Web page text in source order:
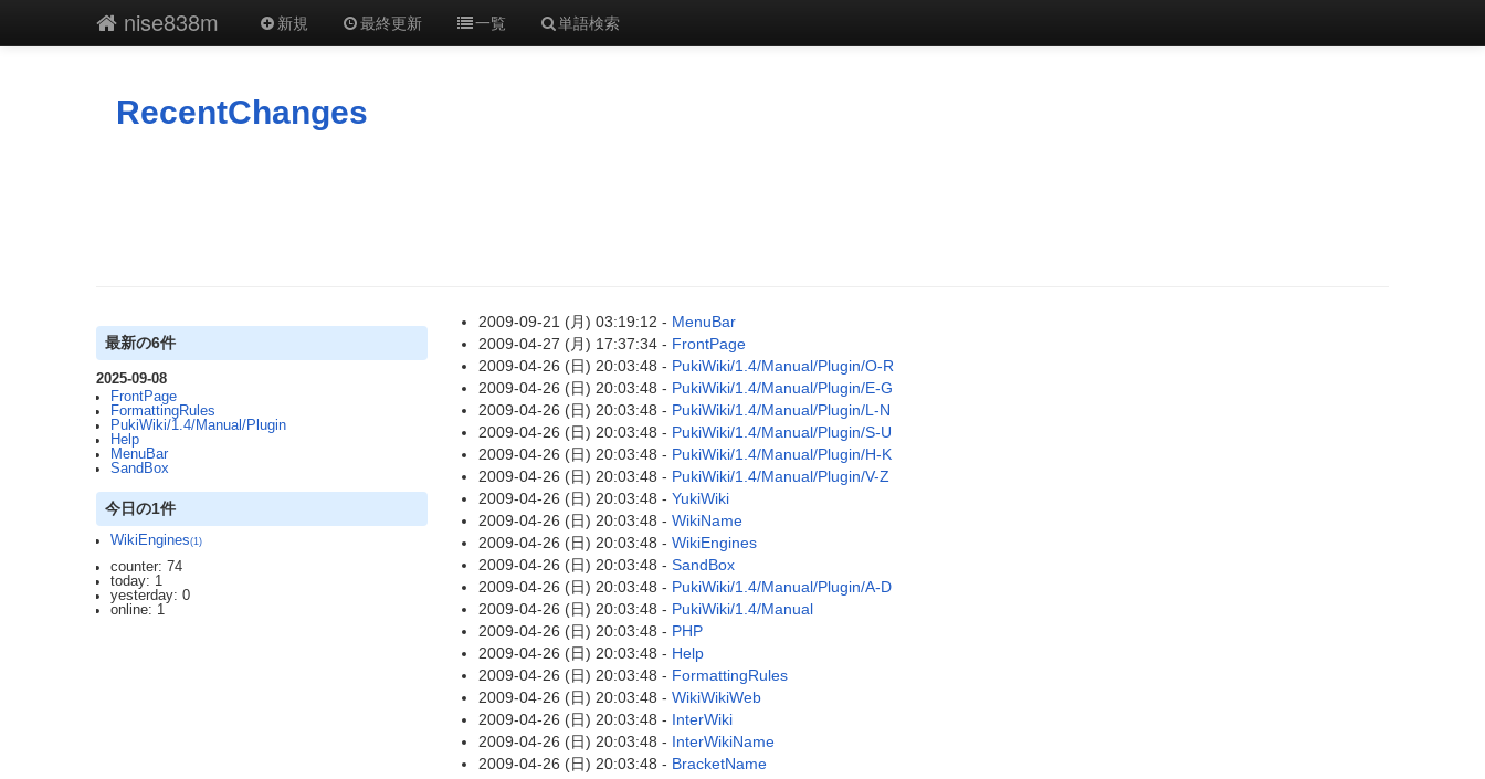
nise838m 新規 最終更新 一覧 単語検索
RecentChanges
最新の6件
2025-09-08
FrontPage
FormattingRules
PukiWiki/1.4/Manual/Plugin
Help
MenuBar
SandBox
今日の1件
WikiEngines(1)
counter: 74
today: 1
yesterday: 0
online: 1
2009-09-21 (月) 03:19:12 - MenuBar
2009-04-27 (月) 17:37:34 - FrontPage
2009-04-26 (日) 20:03:48 - PukiWiki/1.4/Manual/Plugin/O-R
2009-04-26 (日) 20:03:48 - PukiWiki/1.4/Manual/Plugin/E-G
2009-04-26 (日) 20:03:48 - PukiWiki/1.4/Manual/Plugin/L-N
2009-04-26 (日) 20:03:48 - PukiWiki/1.4/Manual/Plugin/S-U
2009-04-26 (日) 20:03:48 - PukiWiki/1.4/Manual/Plugin/H-K
2009-04-26 (日) 20:03:48 - PukiWiki/1.4/Manual/Plugin/V-Z
2009-04-26 (日) 20:03:48 - YukiWiki
2009-04-26 (日) 20:03:48 - WikiName
2009-04-26 (日) 20:03:48 - WikiEngines
2009-04-26 (日) 20:03:48 - SandBox
2009-04-26 (日) 20:03:48 - PukiWiki/1.4/Manual/Plugin/A-D
2009-04-26 (日) 20:03:48 - PukiWiki/1.4/Manual
2009-04-26 (日) 20:03:48 - PHP
2009-04-26 (日) 20:03:48 - Help
2009-04-26 (日) 20:03:48 - FormattingRules
2009-04-26 (日) 20:03:48 - WikiWikiWeb
2009-04-26 (日) 20:03:48 - InterWiki
2009-04-26 (日) 20:03:48 - InterWikiName
2009-04-26 (日) 20:03:48 - BracketName